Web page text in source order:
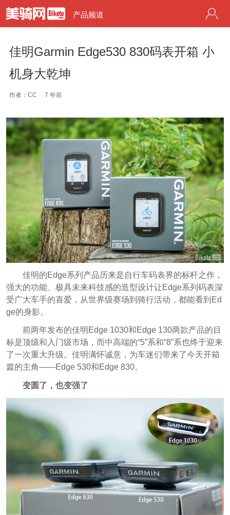
产品频道
佳明Garmin Edge530 830码表开箱 小
机身大乾坤
作者：CC 7 年前
佳明的Edge系列产品历来是自行车码表界的标杆之作，
强大的功能、极具未来科技感的造型设计让Edge系列码表深
受广大车手的喜爱，从世界级赛场到骑行活动，都能看到Ed
ge的身影。
前两年发布的佳明Edge 1030和Edge 130两款产品的目
标是顶级和入门级市场，而中高端的“5”系和“8”系也终于迎来
了一次重大升级。佳明满怀诚意，为车迷们带来了今天开箱
篇的主角——Edge 530和Edge 830。
变圆了，也变强了